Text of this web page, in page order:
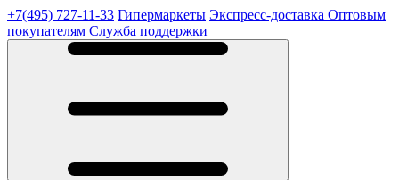
+7(495) 727-11-33 Гипермаркеты Экспресс-доставка Оптовым
покупателям Служба поддержки